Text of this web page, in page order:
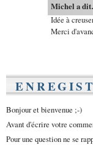
Michel a
Idée à
Merci
Bonjour et bienvenue ;-)
Avant d'écrire votre
Pour une question ne se